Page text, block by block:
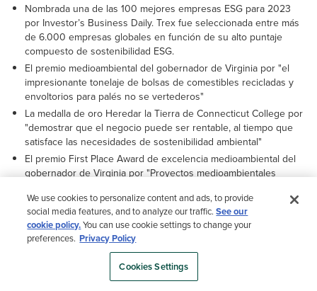
Nombrada una de las 100 mejores empresas ESG para 2023
por Investor’s Business Daily. Trex fue seleccionada entre más
de 6.000 empresas globales en función de su alto puntaje
compuesto de sostenibilidad ESG.
El premio medioambiental del gobernador de Virginia por "el
impresionante tonelaje de bolsas de comestibles recicladas y
envoltorios para palés no se vertederos"
La medalla de oro Heredar la Tierra de Connecticut College por
"demostrar que el negocio puede ser rentable, al tiempo que
satisface las necesidades de sostenibilidad ambiental"
El premio First Place Award de excelencia medioambiental del
gobernador de Virginia por "Proyectos medioambientales
Premio Green de Winslow Management Company para
empresas que contribuyen positivamente tanto al medio
ambiente como a sus accionistas
El premio "Excelencia en el reciclaje de plásticos" de la División
de Reciclaje de la Sociedad de Ingenieros de Plástico
Junto con Trees for the Future, se planta un árbol por cada
We use cookies to personalize content and ads, to provide
social media features, and to analyze our traffic.See our
cookie policy.You can use cookie settings to change your
preferences. Privacy Policy
Cookies Settings